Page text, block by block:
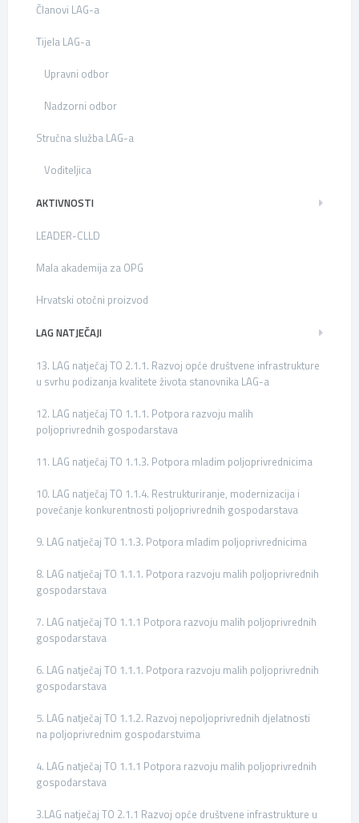
Članovi LAG-a
Tijela LAG-a
Upravni odbor
Nadzorni odbor
Stručna služba LAG-a
Voditeljica
AKTIVNOSTI
LEADER-CLLD
Mala akademija za OPG
Hrvatski otočni proizvod
LAG NATJEČAJI
13. LAG natječaj TO 2.1.1. Razvoj opće društvene infrastrukture
u svrhu podizanja kvalitete života stanovnika LAG-a
12. LAG natječaj TO 1.1.1. Potpora razvoju malih
poljoprivrednih gospodarstava
11. LAG natječaj TO 1.1.3. Potpora mladim poljoprivrednicima
10. LAG natječaj TO 1.1.4. Restrukturiranje, modernizacija i
povećanje konkurentnosti poljoprivrednih gospodarstava
9. LAG natječaj TO 1.1.3. Potpora mladim poljoprivrednicima
8. LAG natječaj TO 1.1.1. Potpora razvoju malih poljoprivrednih
gospodarstava
7. LAG natječaj TO 1.1.1 Potpora razvoju malih poljoprivrednih
gospodarstava
6. LAG natječaj TO 1.1.1. Potpora razvoju malih poljoprivrednih
gospodarstava
5. LAG natječaj TO 1.1.2. Razvoj nepoljoprivrednih djelatnosti
na poljoprivrednim gospodarstvima
4. LAG natječaj TO 1.1.1 Potpora razvoju malih poljoprivrednih
gospodarstava
3.LAG natječaj TO 2.1.1 Razvoj opće društvene infrastrukture u